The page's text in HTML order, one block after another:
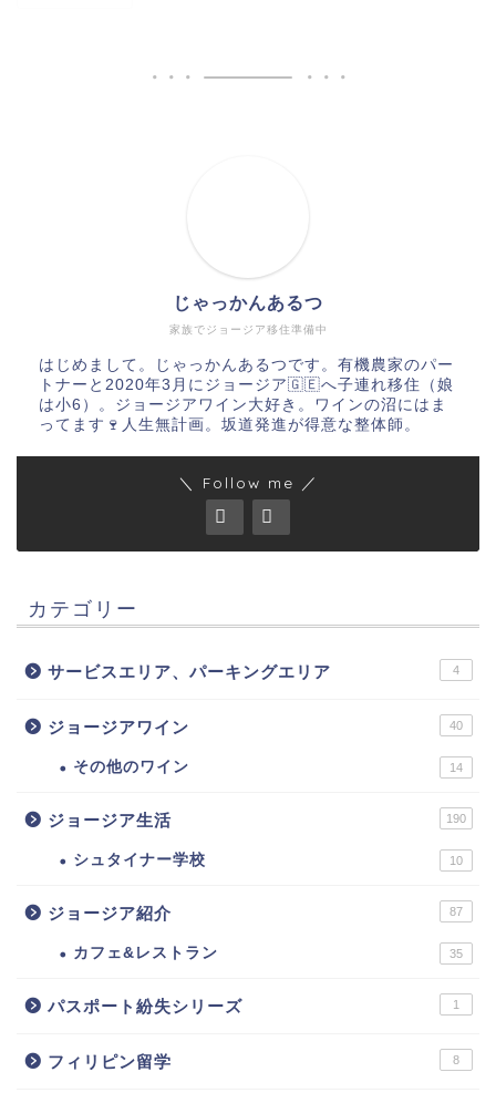
家族でジョージア移住準備中
じゃっかんあるつ
はじめまして。じゃっかんあるつです。有機農家のパー
トナーと2020年3月にジョージア🇬🇪へ子連れ移住（娘
は小6）。ジョージアワイン大好き。ワインの沼にはま
ってます🍷人生無計画。坂道発進が得意な整体師。
＼ Follow me ／
カテゴリー
サービスエリア、パーキングエリア 4
ジョージアワイン 40
その他のワイン 14
ジョージア生活 190
シュタイナー学校 10
ジョージア紹介 87
カフェ&レストラン 35
パスポート紛失シリーズ 1
フィリピン留学 8